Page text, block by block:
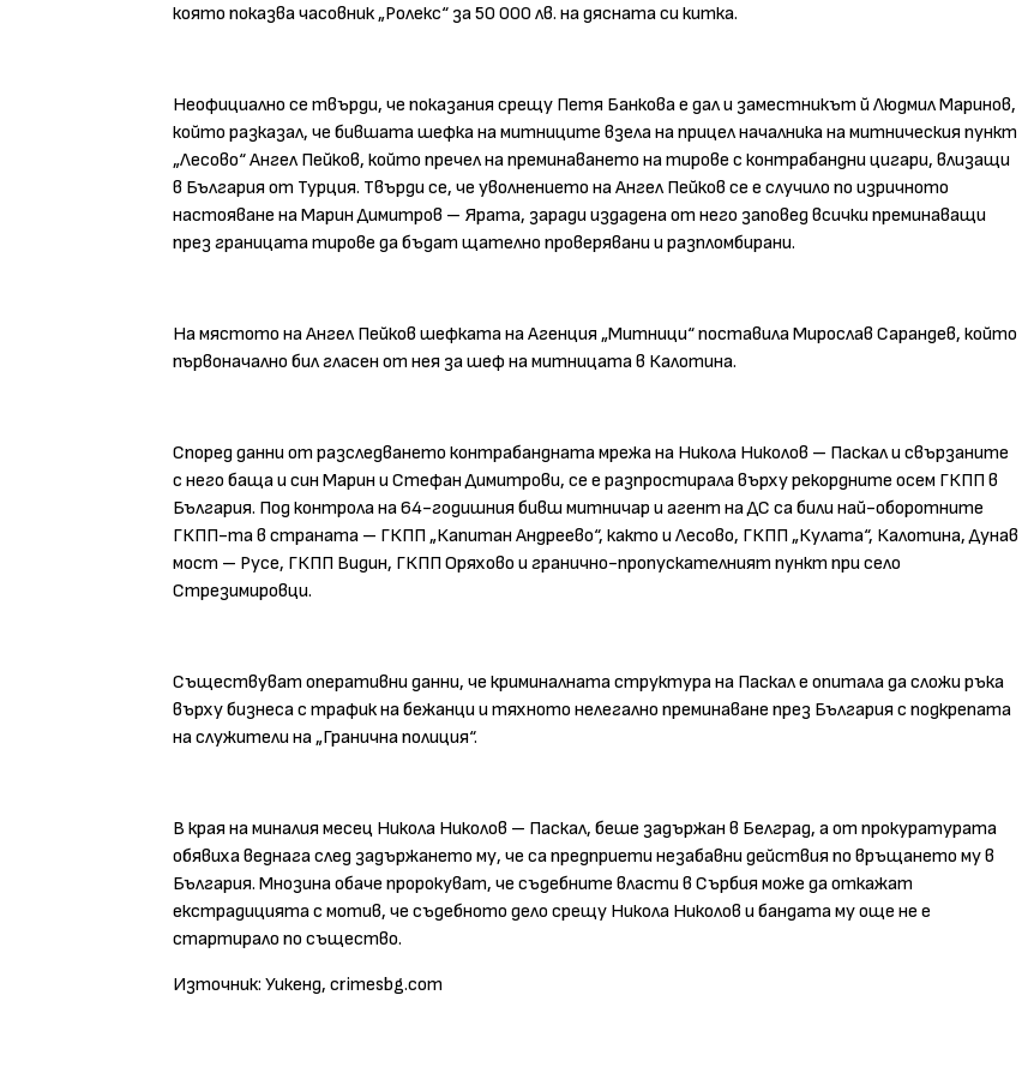
която показва часовник „Ролекс“ за 50 000 лв. на дясната си китка.
Неофициално се твърди, че показания срещу Петя Банкова е дал и заместникът й Людмил Маринов,
който разказал, че бившата шефка на митниците взела на прицел началника на митническия пункт
„Лесово“ Ангел Пейков, който пречел на преминаването на тирове с контрабандни цигари, влизащи
в България от Турция. Твърди се, че уволнението на Ангел Пейков се е случило по изричното
настояване на Марин Димитров – Ярата, заради издадена от него заповед всички преминаващи
през границата тирове да бъдат щателно проверявани и разпломбирани.
На мястото на Ангел Пейков шефката на Агенция „Митници“ поставила Мирослав Сарандев, който
първоначално бил гласен от нея за шеф на митницата в Калотина.
Според данни от разследването контрабандната мрежа на Никола Николов – Паскал и свързаните
с него баща и син Марин и Стефан Димитрови, се е разпростирала върху рекордните осем ГКПП в
България. Под контрола на 64-годишния бивш митничар и агент на ДС са били най-оборотните
ГКПП-та в страната – ГКПП „Капитан Андреево“, както и Лесово, ГКПП „Кулата“, Калотина, Дунав
мост – Русе, ГКПП Видин, ГКПП Оряхово и гранично-пропускателният пункт при село
Стрезимировци.
Съществуват оперативни данни, че криминалната структура на Паскал е опитала да сложи ръка
върху бизнеса с трафик на бежанци и тяхното нелегално преминаване през България с подкрепата
на служители на „Гранична полиция“.
В края на миналия месец Никола Николов – Паскал, беше задържан в Белград, а от прокуратурата
обявиха веднага след задържането му, че са предприети незабавни действия по връщането му в
България. Мнозина обаче пророкуват, че съдебните власти в Сърбия може да откажат
екстрадицията с мотив, че съдебното дело срещу Никола Николов и бандата му още не е
стартирало по същество.
Източник: Уикенд, crimesbg.com